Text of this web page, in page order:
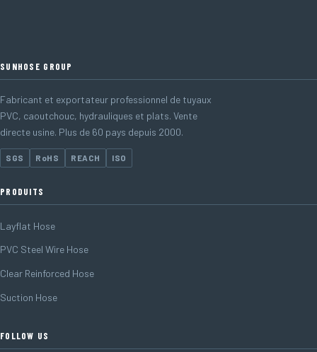
SUNHOSE GROUP
Fabricant et exportateur professionnel de tuyaux
PVC, caoutchouc, hydrauliques et plats. Vente
directe usine. Plus de 60 pays depuis 2000.
SGS RoHS REACH ISO
PRODUITS
Layflat Hose
PVC Steel Wire Hose
Clear Reinforced Hose
Suction Hose
FOLLOW US